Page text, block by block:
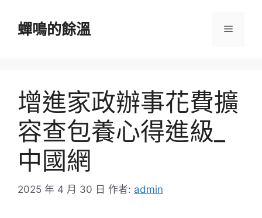
蟬鳴的餘溫 選
增進家政辦事花費擴
容查包養心得進級_
中國網
2025 年 4 月 30 日 作者: admin